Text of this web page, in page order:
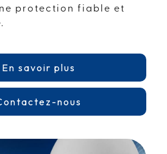
protection fiable et
En savoir plus
nous